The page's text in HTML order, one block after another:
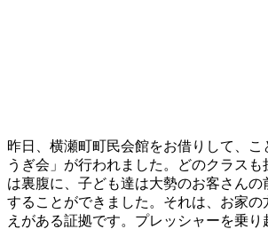
昨日、横瀬町町民会館をお借りして、こ
うぎ会」が行われました。どのクラスも
は裏腹に、子ども達は大勢のお客さんの
することができました。それは、お家の
えがある証拠です。プレッシャーを乗り